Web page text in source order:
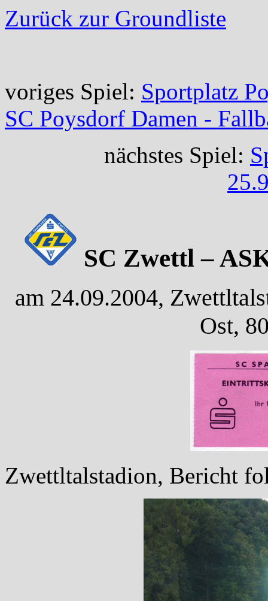
Zurück zur Groundliste
voriges Spiel: Sportplatz
SC Poysdorf Damen -
nächstes Spiel:
SC Zwettl –
am 24.09.2004,
Ost,
Zwettltalstadion, Bericht